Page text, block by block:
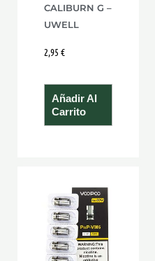
CALIBURN G –
UWELL
2,95 €
Añadir Al
Carrito